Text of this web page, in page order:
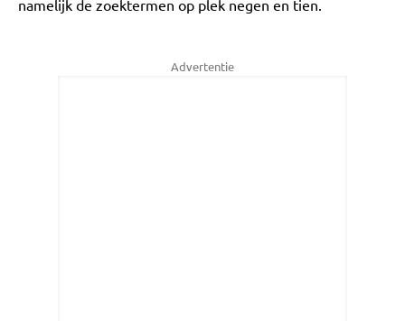
namelijk de zoektermen op plek negen en tien.
Advertentie